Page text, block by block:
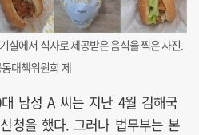
실에서 식사로 제공받은 음식을 찍은 사진.
대책위원회 제
남성 A 씨는 지난 4월 김해국
청을 했다. 그러나 법무부는 본